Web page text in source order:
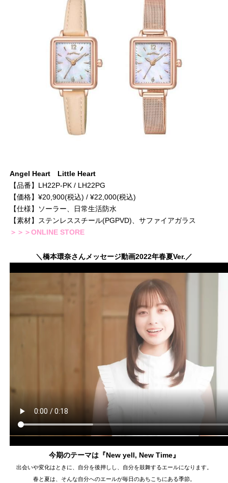
Angel Heart Little Heart
【品番】LH22P-PK / LH22PG
【価格】¥20,900(税込) / ¥22,000(税込)
【仕様】ソーラー、日常生活防水
【素材】ステンレススチール(PGPVD)、サファイアガラス
＞＞＞ONLINE STORE
＼橋本環奈さんメッセージ動画2022年春夏Ver.／
今期のテーマは『New yell, New Time』
出会いや変化はときに、自分を後押しし、自分を鼓舞するエールになります。
春と夏は、そんな自分へのエールが毎日のあちこちにある季節。